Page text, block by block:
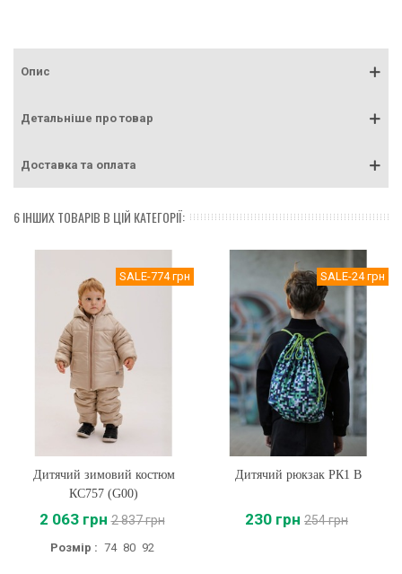
Опис
Детальніше про товар
Доставка та оплата
6 ІНШИХ ТОВАРІВ В ЦІЙ КАТЕГОРІЇ:
SALE-774 грн
Дитячий зимовий костюм
КС757 (G00)
2 063 грн 2 837 грн
Розмір : 74 80 92
SALE-24 грн
Дитячий рюкзак РК1 B
230 грн 254 грн